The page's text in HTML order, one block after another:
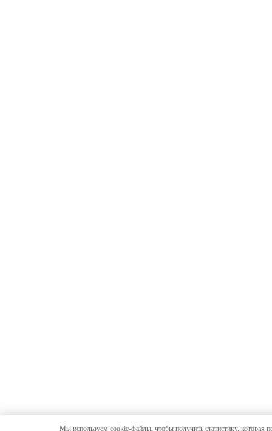
Мы используем cookie-файлы, чтобы получить статистику, которая